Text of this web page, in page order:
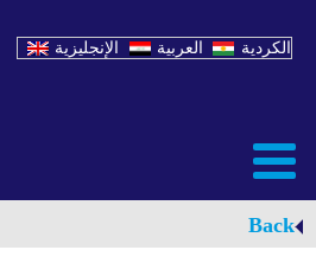
الإنجليزية العربية الكردية
Back